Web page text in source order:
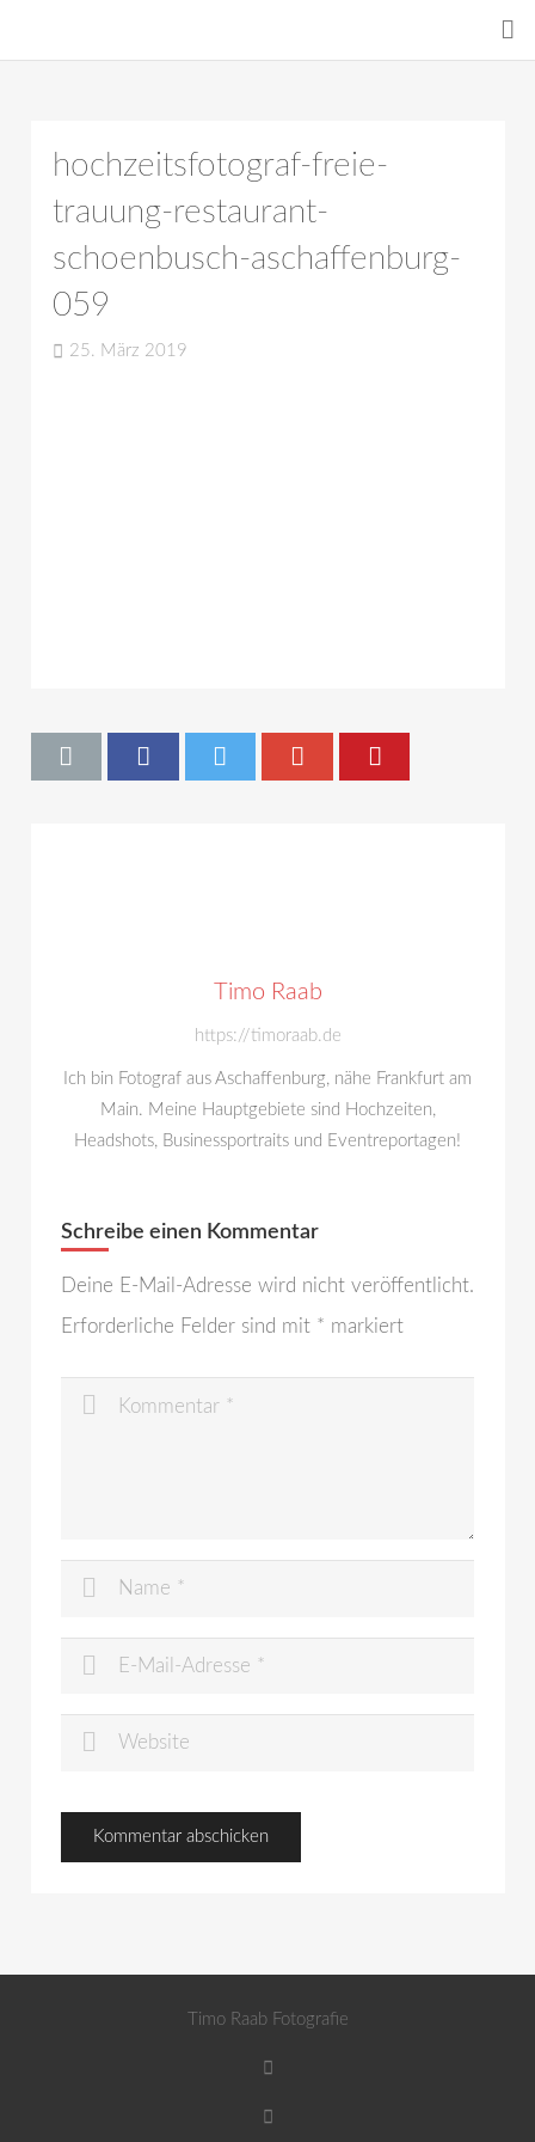
hochzeitsfotograf-freie-
trauung-restaurant-
schoenbusch-aschaffenburg-
059
25. März 2019
Timo Raab
https://timoraab.de
Ich bin Fotograf aus Aschaffenburg, nähe Frankfurt am
Main. Meine Hauptgebiete sind Hochzeiten,
Headshots, Businessportraits und Eventreportagen!
Schreibe einen Kommentar
Deine E-Mail-Adresse wird nicht veröffentlicht.
Erforderliche Felder sind mit * markiert
Timo Raab Fotografie